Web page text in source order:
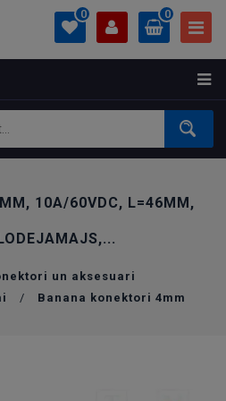
0 0
0.00 €
10A/60VDC, L=46MM,
un aksesuari
/ Banana konektori 4mm